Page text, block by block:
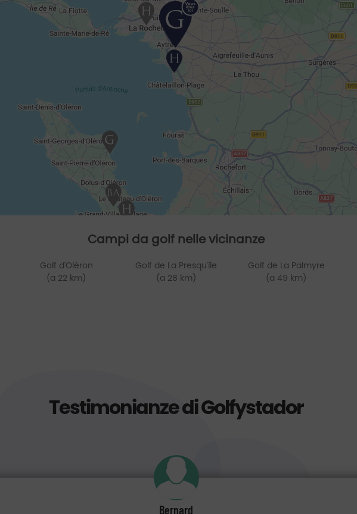
Campi da golf nelle vicinanze
Golf d'Oléron
(a 22 km)
Golf de La Presqu'île
(a 28 km)
Golf de La Palmyre
(a 49 km)
Testimonianze di Golfystador
Bernard